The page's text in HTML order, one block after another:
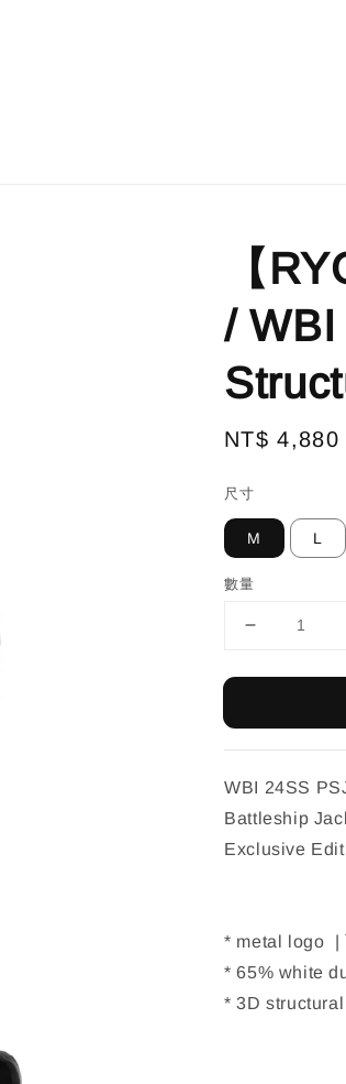
【
/ WBI
Regular
NT$ 4,880
尺寸
M L
數量
WBI 24SS
Battleship
Exclusive
* metal logo |
* 65% white
* 3D